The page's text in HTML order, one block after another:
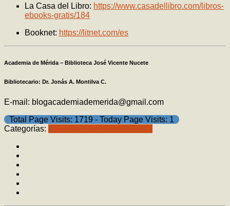
La Casa del Libro: https://www.casadellibro.com/libros-
ebooks-gratis/184
Booknet: https://litnet.com/es
Academia de Mérida – Biblioteca José Vicente Nucete
Bibliotecario: Dr. Jonás A. Montilva C.
E-mail: blogacademiademerida@gmail.com
Total Page Visits: 1719 - Today Page Visits: 1
Categorías: